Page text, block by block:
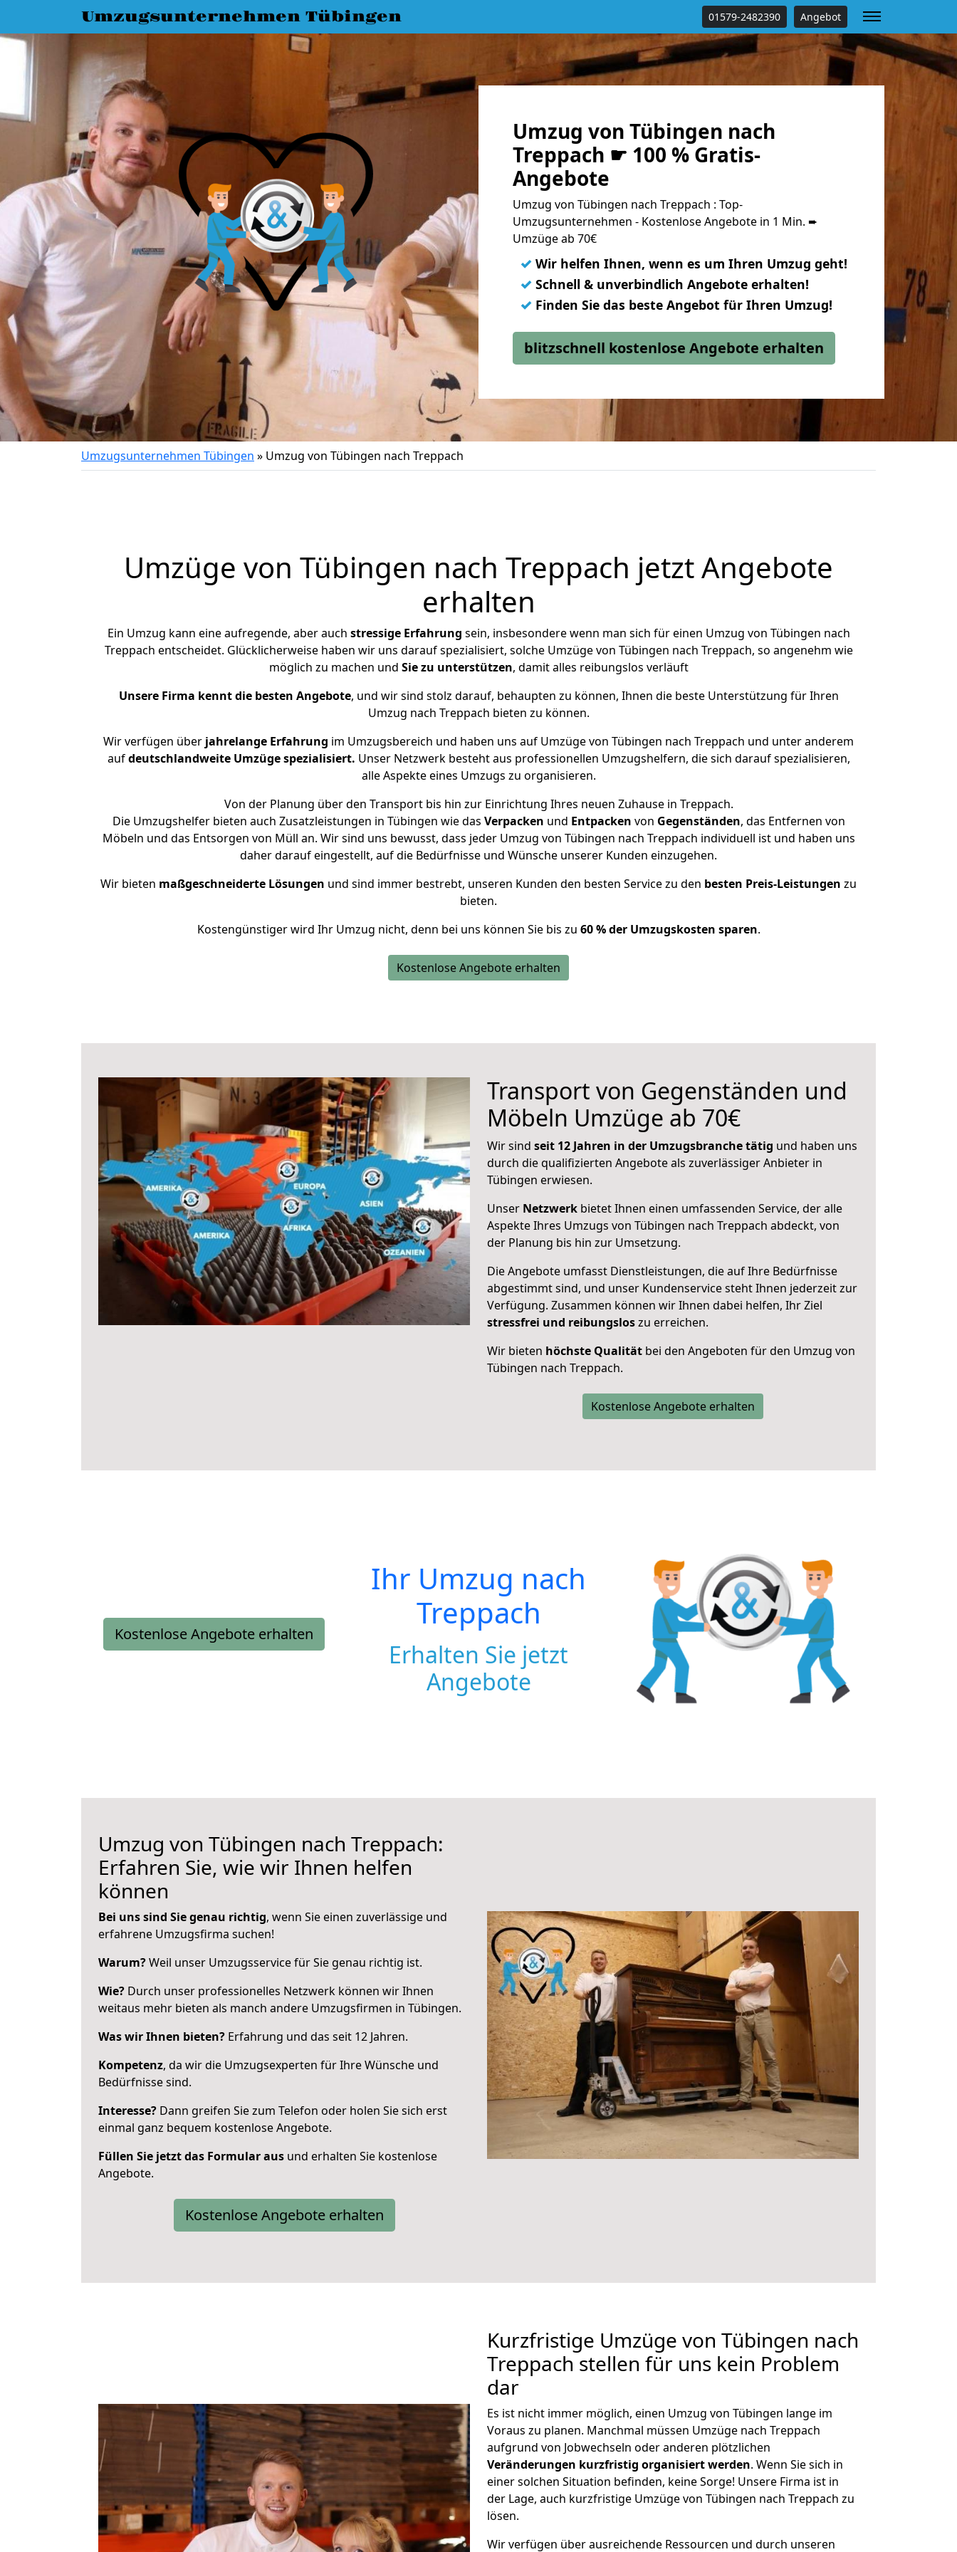
Umzugsunternehmen Tübingen 01579-2482390 Angebot
Umzug von Tübingen nach
Treppach ☛ 100 % Gratis-
Angebote
Umzug von Tübingen nach Treppach : Top-
Umzugsunternehmen - Kostenlose Angebote in 1 Min. ➨
Umzüge ab 70€
✓ Wir helfen Ihnen, wenn es um Ihren Umzug geht!
✓ Schnell & unverbindlich Angebote erhalten!
✓ Finden Sie das beste Angebot für Ihren Umzug!
blitzschnell kostenlose Angebote erhalten
Umzugsunternehmen Tübingen » Umzug von Tübingen nach Treppach
Umzüge von Tübingen nach Treppach jetzt Angebote
erhalten
Ein Umzug kann eine aufregende, aber auch stressige Erfahrung sein, insbesondere wenn man sich für einen Umzug von Tübingen nach
Treppach entscheidet. Glücklicherweise haben wir uns darauf spezialisiert, solche Umzüge von Tübingen nach Treppach, so angenehm wie
möglich zu machen und Sie zu unterstützen, damit alles reibungslos verläuft
Unsere Firma kennt die besten Angebote, und wir sind stolz darauf, behaupten zu können, Ihnen die beste Unterstützung für Ihren
Umzug nach Treppach bieten zu können.
Wir verfügen über jahrelange Erfahrung im Umzugsbereich und haben uns auf Umzüge von Tübingen nach Treppach und unter anderem
aufdeutschlandweite Umzüge spezialisiert. Unser Netzwerk besteht aus professionellen Umzugshelfern, die sich darauf spezialisieren,
alle Aspekte eines Umzugs zu organisieren.
Von der Planung über den Transport bis hin zur Einrichtung Ihres neuen Zuhause in Treppach.
Die Umzugshelfer bieten auch Zusatzleistungen in Tübingen wie das Verpacken und Entpacken von Gegenständen, das Entfernen von
Möbeln und das Entsorgen von Müll an. Wir sind uns bewusst, dass jeder Umzug von Tübingen nach Treppach individuell ist und haben uns
daher darauf eingestellt, auf die Bedürfnisse und Wünsche unserer Kunden einzugehen.
Wir bieten maßgeschneiderte Lösungen und sind immer bestrebt, unseren Kunden den besten Service zu den besten Preis-Leistungen zu
bieten.
Kostengünstiger wird Ihr Umzug nicht, denn bei uns können Sie bis zu 60 % der Umzugskosten sparen.
Kostenlose Angebote erhalten
Transport von Gegenständen und
Möbeln Umzüge ab 70€
Wir sind seit 12 Jahren in der Umzugsbranche tätig und haben uns
durch die qualifizierten Angebote als zuverlässiger Anbieter in
Tübingen erwiesen.
Unser Netzwerk bietet Ihnen einen umfassenden Service, der alle
Aspekte Ihres Umzugs von Tübingen nach Treppach abdeckt, von
der Planung bis hin zur Umsetzung.
Die Angebote umfasst Dienstleistungen, die auf Ihre Bedürfnisse
abgestimmt sind, und unser Kundenservice steht Ihnen jederzeit zur
Verfügung. Zusammen können wir Ihnen dabei helfen, Ihr Ziel
stressfrei und reibungsloszu erreichen.
Wir bieten höchste Qualität bei den Angeboten für den Umzug von
Tübingen nach Treppach.
Kostenlose Angebote erhalten
Kostenlose Angebote erhalten
Ihr Umzug nach
Treppach
Erhalten Sie jetzt
Angebote
Umzug von Tübingen nach Treppach:
Erfahren Sie, wie wir Ihnen helfen
können
Bei uns sind Sie genau richtig, wenn Sie einen zuverlässige und
erfahrene Umzugsfirma suchen!
Warum?Weil unser Umzugsservice für Sie genau richtig ist.
Wie? Durch unser professionelles Netzwerk können wir Ihnen
weitaus mehr bieten als manch andere Umzugsfirmen in Tübingen.
Was wir Ihnen bieten? Erfahrung und das seit 12 Jahren.
Kompetenz, da wir die Umzugsexperten für Ihre Wünsche und
Bedürfnisse sind.
Interesse? Dann greifen Sie zum Telefon oder holen Sie sich erst
einmal ganz bequem kostenlose Angebote.
Füllen Sie jetzt das Formular aus und erhalten Sie kostenlose
Angebote.
Kostenlose Angebote erhalten
Kurzfristige Umzüge von Tübingen nach
Treppach stellen für uns kein Problem
dar
Es ist nicht immer möglich, einen Umzug von Tübingen lange im
Voraus zu planen. Manchmal müssen Umzüge nach Treppach
aufgrund von Jobwechseln oder anderen plötzlichen
Veränderungen kurzfristig organisiert werden. Wenn Sie sich in
einer solchen Situation befinden, keine Sorge! Unsere Firma ist in
der Lage, auch kurzfristige Umzüge von Tübingen nach Treppach zu
lösen.
Wir verfügen über ausreichende Ressourcen und durch unseren